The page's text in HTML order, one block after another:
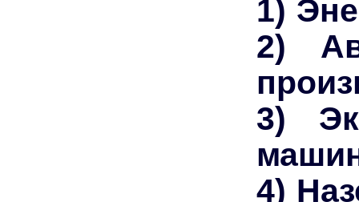
1)
2)
3)
4)